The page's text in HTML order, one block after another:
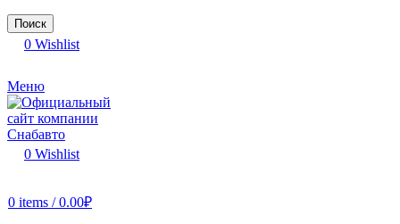
Поиск
0 Wishlist
Меню
0 Wishlist
0 items / 0.00₽